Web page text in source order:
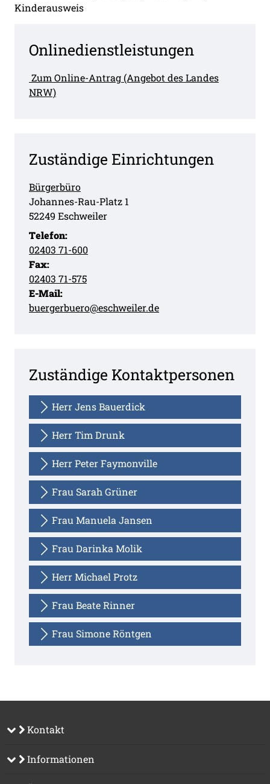
Kinderausweis
Onlinedienstleistungen
Zum Online-Antrag (Angebot des Landes
NRW)
Zuständige Einrichtungen
Bürgerbüro
Straße:
Johannes-Rau-Platz Hausnummer:
1
PLZ:
52249 Ort:
Eschweiler
Telefon:
02403 71-600
Fax:
02403 71-575
E-Mail:
buergerbuero@eschweiler.de
Zuständige Kontaktpersonen
Herr Jens Bauerdick
Herr Tim Drunk
Herr Peter Faymonville
Frau Sarah Grüner
Frau Manuela Jansen
Frau Darinka Molik
Herr Michael Protz
Frau Beate Rinner
Frau Simone Röntgen
Kontakt
Informationen